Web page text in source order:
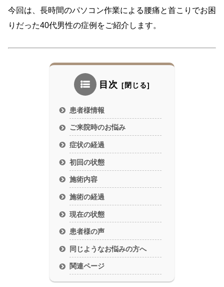
今回は、長時間のパソコン作業による腰痛と首こりでお困
りだった40代男性の症例をご紹介します。
目次
患者様情報
ご来院時のお悩み
症状の経過
初回の状態
施術内容
施術の経過
現在の状態
患者様の声
同じようなお悩みの方へ
関連ページ